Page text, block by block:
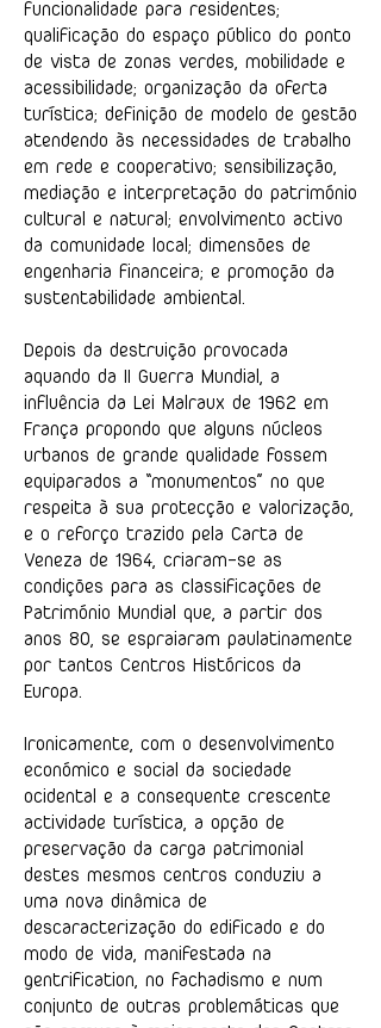
funcionalidade para residentes;
qualificação do espaço público do ponto
de vista de zonas verdes, mobilidade e
acessibilidade; organização da oferta
turística; definição de modelo de gestão
atendendo às necessidades de trabalho
em rede e cooperativo; sensibilização,
mediação e interpretação do património
cultural e natural; envolvimento activo
da comunidade local; dimensões de
engenharia financeira; e promoção da
sustentabilidade ambiental.
Depois da destruição provocada
aquando da II Guerra Mundial, a
influência da Lei Malraux de 1962 em
França propondo que alguns núcleos
urbanos de grande qualidade fossem
equiparados a “monumentos” no que
respeita à sua protecção e valorização,
e o reforço trazido pela Carta de
Veneza de 1964, criaram-se as
condições para as classificações de
Património Mundial que, a partir dos
anos 80, se espraiaram paulatinamente
por tantos Centros Históricos da
Europa.
Ironicamente, com o desenvolvimento
económico e social da sociedade
ocidental e a consequente crescente
actividade turística, a opção de
preservação da carga patrimonial
destes mesmos centros conduziu a
uma nova dinâmica de
descaracterização do edificado e do
modo de vida, manifestada na
gentrification, no fachadismo e num
conjunto de outras problemáticas que